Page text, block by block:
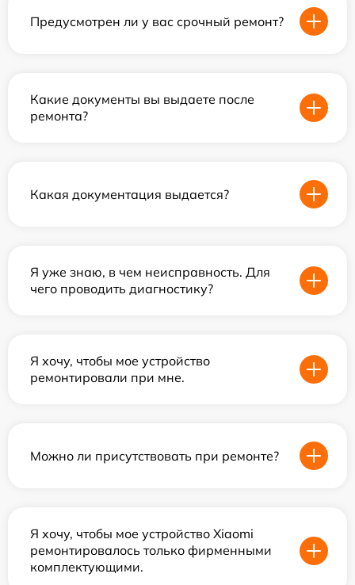
Предусмотрен ли у вас срочный ремонт?
Какие документы вы выдаете после
ремонта?
Какая документация выдается?
Я уже знаю, в чем неисправность. Для
чего проводить диагностику?
Я хочу, чтобы мое устройство
ремонтировали при мне.
Можно ли присутствовать при ремонте?
Я хочу, чтобы мое устройство Xiaomi
ремонтировалось только фирменными
комплектующими.